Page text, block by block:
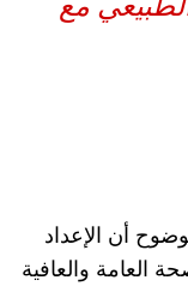
أن الإعداد
العامة والعافية